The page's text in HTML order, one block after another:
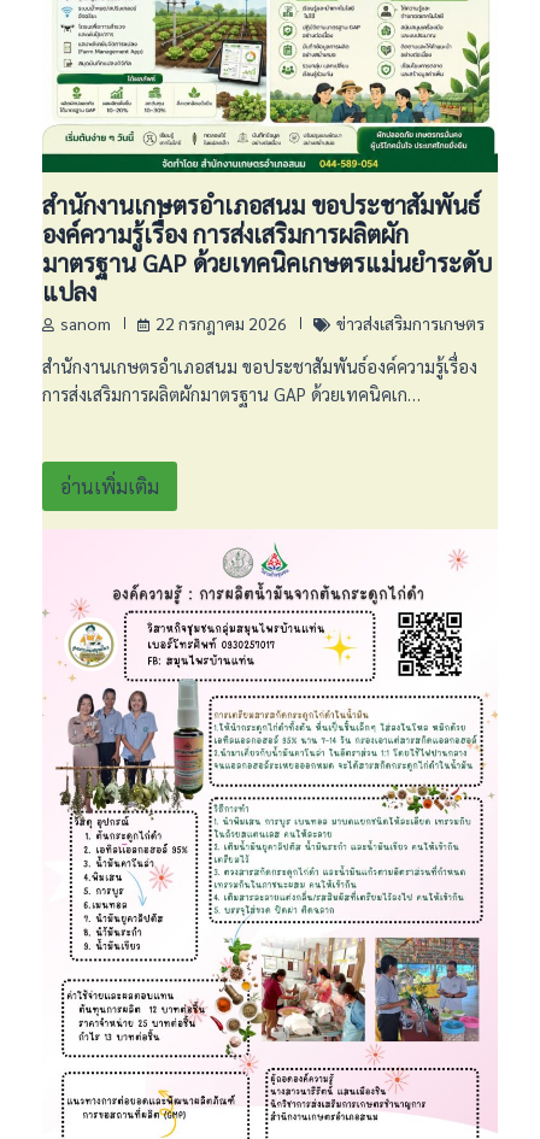
สำนักงานเกษตรอำเภอสนม ขอประชาสัมพันธ์
องค์ความรู้เรื่อง การส่งเสริมการผลิตผัก
มาตรฐาน GAP ด้วยเทคนิคเกษตรแม่นยำระดับ
แปลง
sanom 22 กรกฎาคม 2026 ข่าวส่งเสริมการเกษตร
สำนักงานเกษตรอำเภอสนม ขอประชาสัมพันธ์องค์ความรู้เรื่อง
การส่งเสริมการผลิตผักมาตรฐาน GAP ด้วยเทคนิคเก…
อ่านเพิ่มเติม